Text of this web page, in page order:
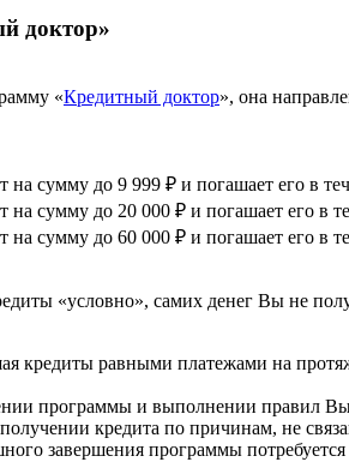
доктор»
«Кредитный доктор», она
на сумму до 9 999 ₽ и погашает его в
на сумму до 20 000 ₽ и погашает его в
на сумму до 60 000 ₽ и погашает его в
«условно», самих денег Вы не
кредиты равными платежами на
программы и выполнении правил Вы
получении кредита по причинам, не
завершения программы